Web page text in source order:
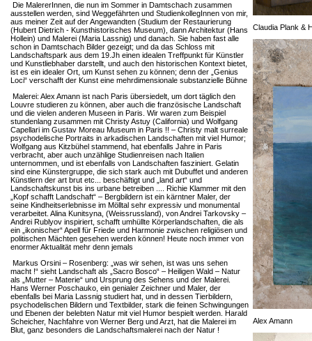
Claudia Plank &
Alex Amann
Die MalererInnen, die nun im Sommer in Damtschach zusammen
ausstellen werden, sind Weggefährten und StudienkollegInnen von mir,
aus meiner Zeit auf der Angewandten (Studium der Restaurierung
(Hubert Dietrich - Kunsthistorisches Museum), dann Architektur (Hans
Hollein) und Malerei (Maria Lassnig) und danach. Sie haben fast alle
schon in Damtschach Bilder gezeigt; und da das Schloss mit
Landschaftspark aus dem 19.Jh einen idealen Treffpunkt für Künstler
und Kunstliebhaber darstellt, und auch den historischen Kontext bietet,
ist es ein idealer Ort, um Kunst sehen zu können; denn der „Genius
Loci“ verschafft der Kunst eine mehrdimensionale substanzielle Bühne
Malerei: Alex Amann ist nach Paris übersiedelt, um dort täglich den
Louvre studieren zu können, aber auch die französische Landschaft
und die vielen anderen Museen in Paris. Wir waren zum Beispiel
stundenlang zusammen mit Christy Astuy (California) und Wolfgang
Capellari im Gustav Moreau Museum in Paris !! – Christy malt surreale
psychodelische Portraits in arkadischen Landschaften mit viel Humor;
Wolfgang aus Kitzbühel stammend, hat ebenfalls Jahre in Paris
verbracht, aber auch unzählige Studienreisen nach Italien
unternommen, und ist ebenfalls von Landschaften fasziniert. Gelatin
sind eine Künstergruppe, die sich stark auch mit Dubuffet und anderen
Künstlern der art brut etc... beschäftigt und „land art“ und
Landschaftskunst bis ins urbane betreiben .... Richie Klammer mit den
„Kopf schafft Landschaft“ – Bergbildern ist ein kärntner Maler, der
seine Kindheitserlebnisse im Mölltal sehr expressiv und monumental
verarbeitet. Alina Kunitsyna, (Weissrussland), von Andrei Tarkovsky –
Andrei Rublyov inspiriert, schafft umhüllte Körperlandschaften, die als
ein „ikonischer“ Apell für Friede und Harmonie zwischen religiösen und
politischen Mächten gesehen werden können! Heute noch immer von
enormer Aktualität mehr denn jemals
Markus Orsini – Rosenberg: „was wir sehen, ist was uns sehen
macht !“ sieht Landschaft als „Sacro Bosco“ – Heiligen Wald – Natur
als „Mutter – Materie“ und Ursprung des Sehens und der Malerei.
Hans Werner Poschauko, ein genialer Zeichner und Maler, der
ebenfalls bei Maria Lassnig studiert hat, und in dessen Tierbildern,
psychodelischen Bildern und Textbilder, stark die feinen Schwingungen
und Ebenen der belebten Natur mit viel Humor bespielt werden. Harald
Scheicher, Nachfahre von Werner Berg und Arzt, hat die Malerei im
Blut, ganz besonders die Landschaftsmalerei nach der Natur !